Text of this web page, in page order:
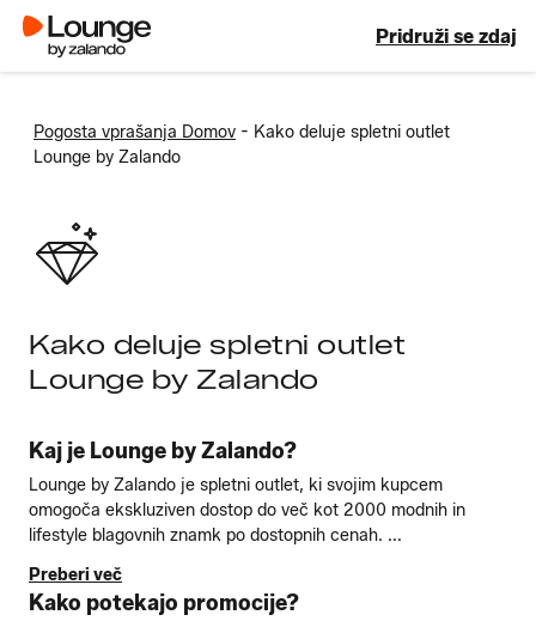
Pridruži se zdaj
Pogosta vprašanja Domov - Kako deluje spletni outlet
Lounge by Zalando
Kako deluje spletni outlet
Lounge by Zalando
Kaj je Lounge by Zalando?
Lounge by Zalando je spletni outlet, ki svojim kupcem
omogoča ekskluziven dostop do več kot 2000 modnih in
lifestyle blagovnih znamk po dostopnih cenah. ...
Preberi več
Kako potekajo promocije?